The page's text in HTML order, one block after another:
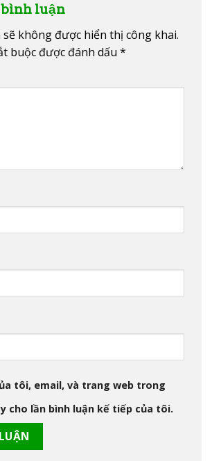
luận
sẽ không được hiển thị công khai.
buộc được đánh dấu *
tôi, email, và trang web trong
cho lần bình luận kế tiếp của tôi.